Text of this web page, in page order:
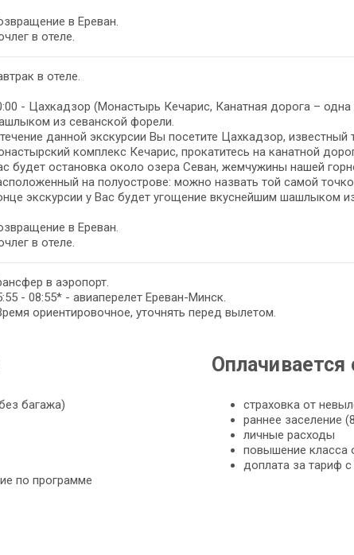
в Ереван.
в отеле.
в отеле.
- Цахкадзор (Монастырь Кечарис, Канатная дорога –
из севанской форели.
данной экскурсии Вы посетите Цахкадзор,
комплекс Кечарис, прокатитесь на канатной
будет остановка около озера Севан, жемчужины нашей
на полуострове: можно назвать той самой
экскурсии у Вас будет угощение вкуснейшим шашлыком
в Ереван.
в отеле.
в аэропорт.
- 08:55* - авиаперелет Ереван-Минск.
ориентировочное, уточнять перед вылетом.
багажа)
по программе
Оплачивается
страховка от
раннее заселение
личные расходы
повышение класса
доплата за тариф